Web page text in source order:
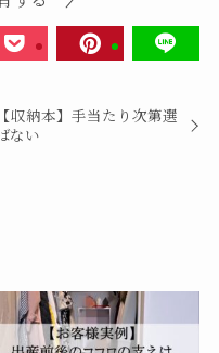
【収納本】手当たり次第選
ない